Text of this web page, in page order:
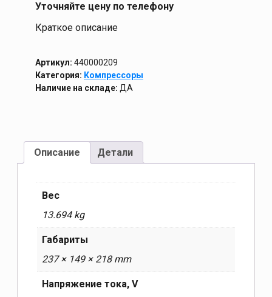
Уточняйте цену по телефону
Краткое описание
Артикул: 440000209
Категория: Компрессоры
Наличие на складе: ДА
Описание Детали
Вес
13.694 kg
Габариты
237 × 149 × 218 mm
Напряжение тока, V